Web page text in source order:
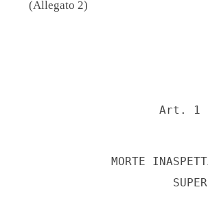
(Allegato 2)
Art.
MORTE